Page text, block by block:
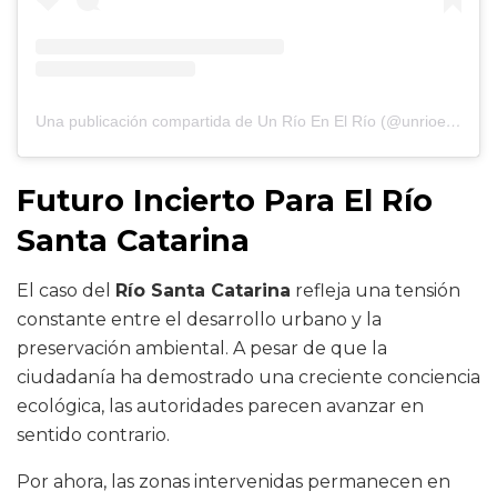
Una publicación compartida de Un Río En El Río (@unrioenelrio)
Futuro Incierto Para El Río
Santa Catarina
El caso del Río Santa Catarina refleja una tensión
constante entre el desarrollo urbano y la
preservación ambiental. A pesar de que la
ciudadanía ha demostrado una creciente conciencia
ecológica, las autoridades parecen avanzar en
sentido contrario.
Por ahora, las zonas intervenidas permanecen en